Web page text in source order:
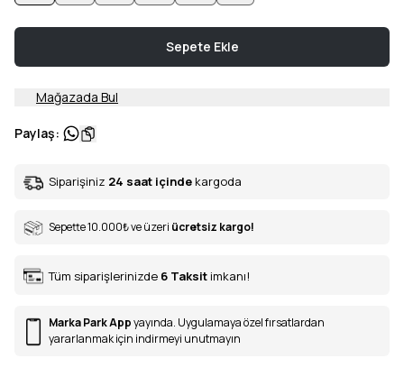
Sepete Ekle
Mağazada Bul
Paylaş:
Siparişiniz 24 saat içinde kargoda
Sepette 10.000₺ve üzeri ücretsiz kargo!
Tüm siparişlerinizde 6 Taksit imkanı!
Marka Park Appyayında. Uygulamaya özel fırsatlardan
yararlanmak için indirmeyi unutmayın